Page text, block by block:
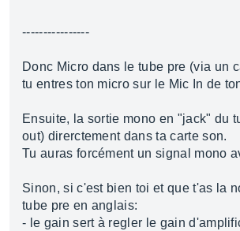
----------------
Donc Micro dans le tube pre (via un
tu entres ton micro sur le Mic In de
Ensuite, la sortie mono en "jack" du
out) direrctement dans ta carte son.
Tu auras forcément un signal mono
Sinon, si c'est bien toi et que t'as la
tube pre en anglais:
- le gain sert à regler le gain